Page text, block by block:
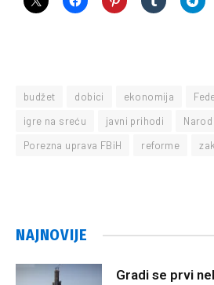
budžet dobici ekonomija
igre na sreću
javni prihodi
Porezna uprava FBiH
reforme
NAJNOVIJE
Gradi se prvi